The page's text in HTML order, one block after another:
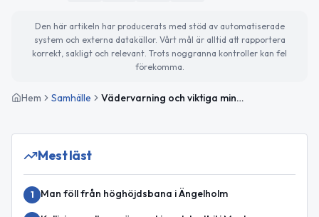
Den här artikeln har producerats med stöd av automatiserade
system och externa datakällor. Vårt mål är alltid att rapportera
korrekt, sakligt och relevant. Trots noggranna kontroller kan fel
förekomma.
Hem Samhälle Vädervarning och viktiga minnesdagar den 27 januari
Mest läst
1 Man föll från höghöjdsbana i Ängelholm